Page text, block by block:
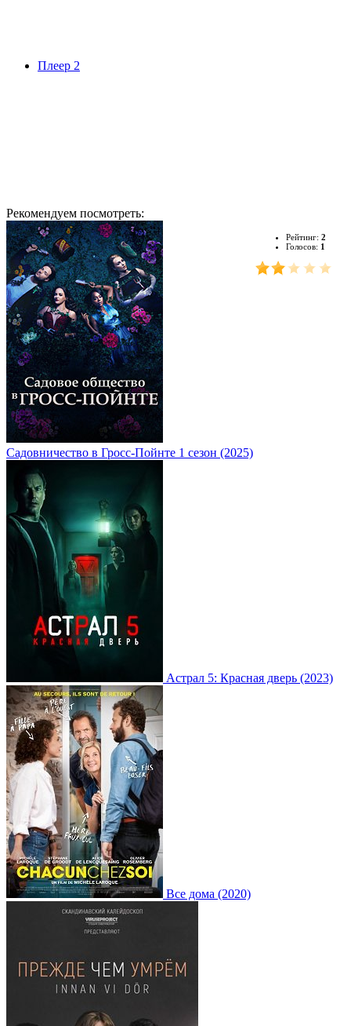
Плеер 2
Рекомендуем посмотреть:
Рейтинг: 2
Голосов: 1
Садовничество в Гросс-Пойнте 1 сезон (2025)
Астрал 5: Красная дверь (2023)
Все дома (2020)